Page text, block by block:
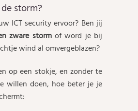
storm?
ICT security ervoor? Ben jij
zware stormof word je bij
wind al omvergeblazen?
op een stokje, en zonder te
willen doen, hoe beter je je